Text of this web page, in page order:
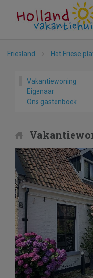
Friesland Het Friese
Vakantiewoning
Eigenaar
Ons gastenboek